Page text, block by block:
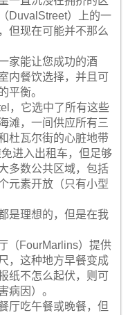
DuvalStreet）上的一
但现在可能并不那么
家能让您成功的酒
内餐饮选择，并且可
平衡。
，它选中了所有这些
滩，一间供应所有三
杜瓦尔街的心脏地带
进入出租车，但足够
多数公共区域，包括
元素开放（只有小型
是理想的，但是在我
（FourMarlins）提供
，这种地方早餐变成
纸不怎么起伏，则可
病因）。
厅吃午餐或晚餐，但